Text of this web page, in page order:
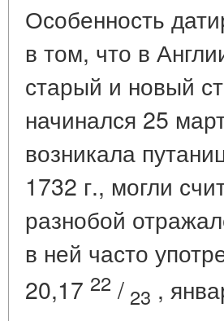
Особенность
в том, что в
старый и новый
начинался 25
возникала
1732 г., могли
разнобой
в ней часто
20,17 22 / 23 ,